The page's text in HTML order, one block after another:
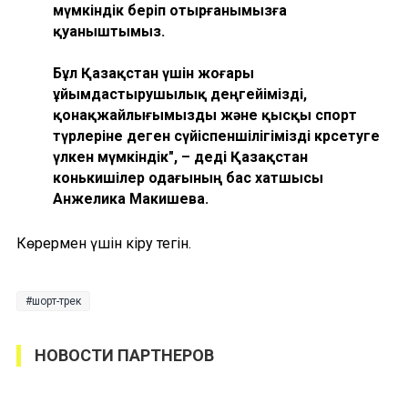
мүмкіндік беріп отырғанымызға
қуаныштымыз.
Бұл Қазақстан үшін жоғары
ұйымдастырушылық деңгейімізді,
қонақжайлығымызды және қысқы спорт
түрлеріне деген сүйіспеншілігімізді көрсетуге
үлкен мүмкіндік", – деді Қазақстан
конькишілер одағының бас хатшысы
Анжелика Макишева.
Көрермен үшін кіру тегін.
шорт-трек
НОВОСТИ ПАРТНЕРОВ